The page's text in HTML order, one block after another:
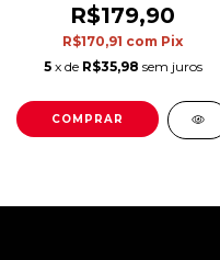
Amarela e vermelha
R$179,90
R$170,91 com Pix
5 x de R$35,98 sem juros
COMPRAR